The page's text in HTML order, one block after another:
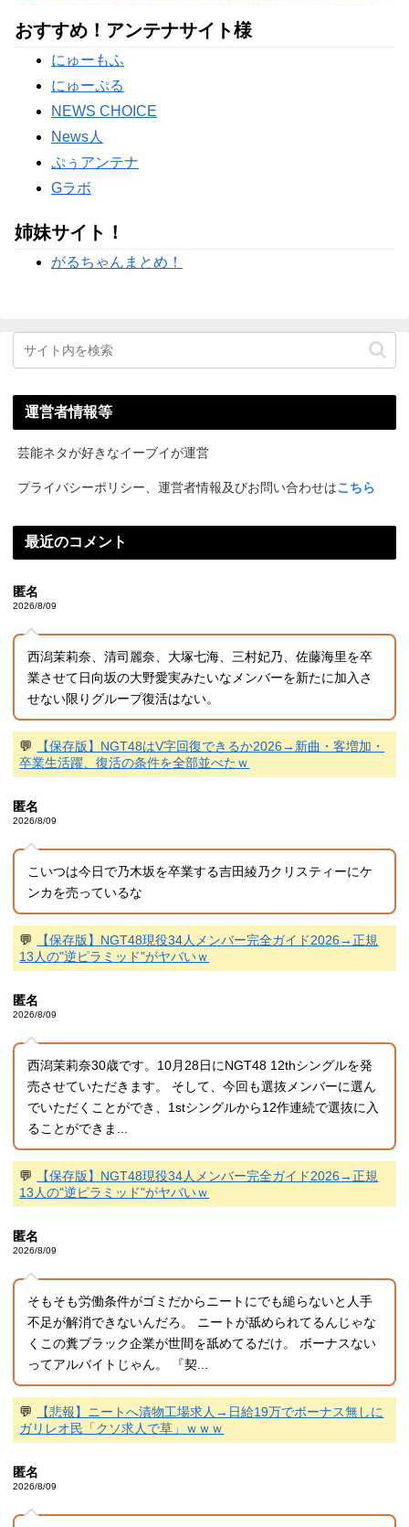
【驚愕】及川光博57歳で再婚発表→まさかのデキ婚にガル民
「57の方が衝撃」ｗｗｗ NEW!
【衝撃】巨人・高梨雄平にお泊まり不倫愛報道→ガル民「紳
士たれ」総ツッコミｗｗｗ
Powered by livedoor 相互RSS
おすすめ！アンテナサイト様
にゅーもふ
にゅーぷる
NEWS CHOICE
News人
ぷぅアンテナ
Gラボ
姉妹サイト！
がるちゃんまとめ！
運営者情報等
芸能ネタが好きなイーブイが運営
プライバシーポリシー、運営者情報及びお問い合わせはこちら
最近のコメント
匿名
2026/8/09
西潟茉莉奈、清司麗奈、大塚七海、三村妃乃、佐藤海里を卒
業させて日向坂の大野愛実みたいなメンバーを新たに加入さ
せない限りグループ復活はない。
💬
【保存版】NGT48はV字回復できるか2026→新曲・客増加・
卒業生活躍、復活の条件を全部並べたｗ
匿名
2026/8/09
こいつは今日で乃木坂を卒業する吉田綾乃クリスティーにケ
ンカを売っているな
💬
【保存版】NGT48現役34人メンバー完全ガイド2026→正規
13人の"逆ピラミッド"がヤバいｗ
匿名
2026/8/09
西潟茉莉奈30歳です。10月28日にNGT48 12thシングルを発
売させていただきます。 そして、今回も選抜メンバーに選ん
でいただくことができ、1stシングルから12作連続で選抜に入
ることができま...
💬
【保存版】NGT48現役34人メンバー完全ガイド2026→正規
13人の"逆ピラミッド"がヤバいｗ
匿名
2026/8/09
そもそも労働条件がゴミだからニートにでも縋らないと人手
不足が解消できないんだろ。 ニートが舐められてるんじゃな
くこの糞ブラック企業が世間を舐めてるだけ。 ボーナスない
ってアルバイトじゃん。 『契...
💬
【悲報】ニートへ漬物工場求人→日給19万でボーナス無しに
ガリレオ民「クソ求人で草」ｗｗｗ
匿名
2026/8/09